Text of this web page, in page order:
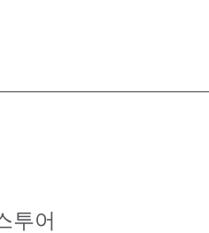
투어